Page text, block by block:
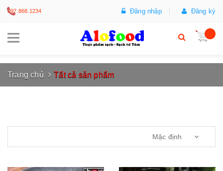
097.868.1234 Đăng nhập Đăng ký
Trang chủ Tất cả sản phẩm